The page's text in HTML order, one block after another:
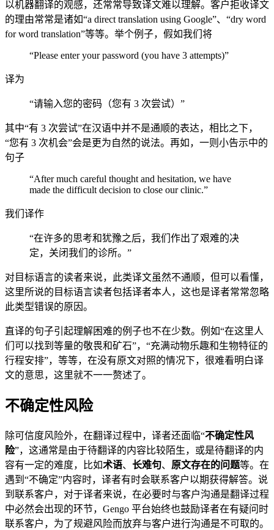
以机器翻译的观感，还常常导致译文难以理解。客户拒收译文
的理由常常是诸如“a direct translation using Google”、“dry word
for word translation”等等。举个例子，假如我们将
“Please enter your password (you have 3 attempts)”
译为
“请输入您的密码（您有 3 次尝试）”
其中“有 3 次尝试”在汉语中并不是通顺的表达，相比之下，
“您有 3 次机会”会是更为自然的说法。再如，一则小告示中的
句子
“After much careful thought and hesitation, we have
made the difficult decision to close our clinic.”
我们译作
“在许多的思考和犹豫之后，我们作出了艰难的决
定，关闭我们的诊所。”
对目标语言的读者来说，此类译文虽然不通顺，但可以看懂，
这里所说的目标语言读者包括译者本人，这也是译者常常忽略
此类型错误的原因。
直译的句子引起理解困难的例子也不在少数。例如“在这里人
们可以找到等量的敬畏和矿石”，“充满动物乐趣和生物特征的
行程安排”，等等，在没有原文对照的情况下，很难看明白译
文的意思，这里就不一一赘述了。
不确定性风险
除可信度风险外，在翻译过程中，译者还面临“不确定性风
险”，这通常是由于待翻译的内容比较陌生，或是待翻译的内
容有一定的难度，比如术语、 长难句、 原文存在的问题等。在
遇到“不确定”内容时，译者有时会联系客户以期获得解答。说
到联系客户，对于译者来说，在必要时与客户沟通是翻译过程
中必然会出现的环节，Gengo 平台始终也鼓励译者在有疑问时
联系客户，为了规避风险而放弃与客户进行沟通是不可取的。